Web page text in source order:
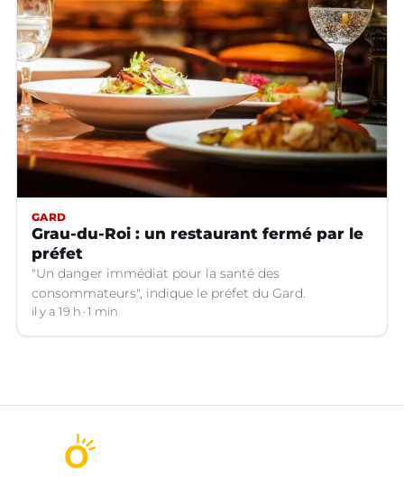
GARD
Grau-du-Roi : un restaurant fermé par le
préfet
"Un danger immédiat pour la santé des
consommateurs", indique le préfet du Gard.
il y a 19 h 1 min